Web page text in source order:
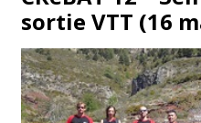
sortie VTT (16